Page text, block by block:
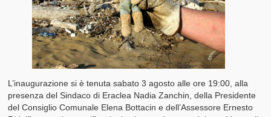
L’inaugurazione si è tenuta sabato 3 agosto alle ore 19:00, alla
presenza del Sindaco di Eraclea Nadia Zanchin, della Presidente
del Consiglio Comunale Elena Bottacin e dell’Assessore Ernesto